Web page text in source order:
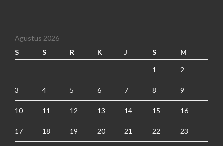
Agustus 2026
S
S R K J S M
1 2
3 4 5 6 7 8 9
10 11 12 13 14 15 16
17 18 19 20 21 22 23